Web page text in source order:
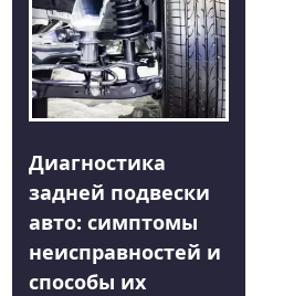
Диагностика
задней подвески
авто: симптомы
неисправностей и
способы их